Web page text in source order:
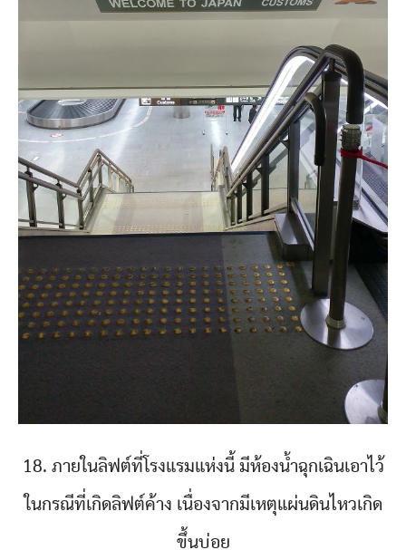
18. ภายในลิฟต์ที่โรงแรมแห่งนี้ มีห้องน้ำฉุกเฉินเอาไว้
ในกรณีที่เกิดลิฟต์ค้าง เนื่องจากมีเหตุแผ่นดินไหวเกิด
ขึ้นบ่อย